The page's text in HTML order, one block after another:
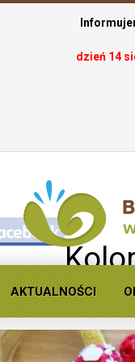
dzień 14
AKTUALNOŚCI
Potoku -